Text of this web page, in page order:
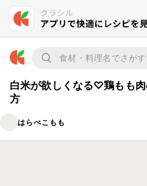
白米が欲しくなる♡鶏もも
方
はらぺこもも